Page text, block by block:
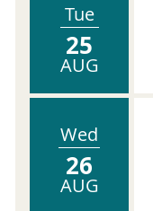
Tue
25
AUG
Wed
26
AUG